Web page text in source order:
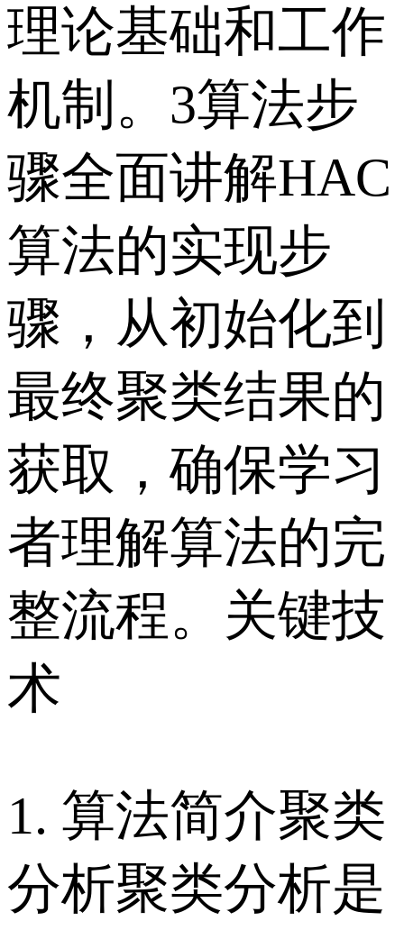
理论基础和工作
机制。3算法步
骤全面讲解HAC
算法的实现步
骤，从初始化到
最终聚类结果的
获取，确保学习
者理解算法的完
整流程。关键技
术
1. 算法简介聚类
分析聚类分析是